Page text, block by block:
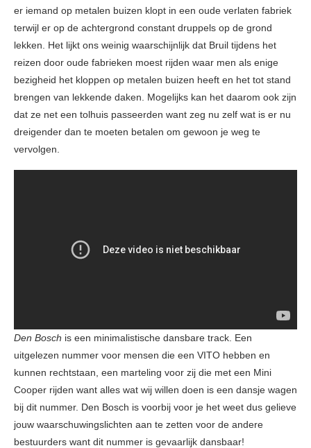
er iemand op metalen buizen klopt in een oude verlaten fabriek
terwijl er op de achtergrond constant druppels op de grond
lekken. Het lijkt ons weinig waarschijnlijk dat Bruil tijdens het
reizen door oude fabrieken moest rijden waar men als enige
bezigheid het kloppen op metalen buizen heeft en het tot stand
brengen van lekkende daken. Mogelijks kan het daarom ook zijn
dat ze net een tolhuis passeerden want zeg nu zelf wat is er nu
dreigender dan te moeten betalen om gewoon je weg te
vervolgen.
Den Bosch is een minimalistische dansbare track. Een
uitgelezen nummer voor mensen die een VITO hebben en
kunnen rechtstaan, een marteling voor zij die met een Mini
Cooper rijden want alles wat wij willen doen is een dansje wagen
bij dit nummer. Den Bosch is voorbij voor je het weet dus gelieve
jouw waarschuwingslichten aan te zetten voor de andere
bestuurders want dit nummer is gevaarlijk dansbaar!